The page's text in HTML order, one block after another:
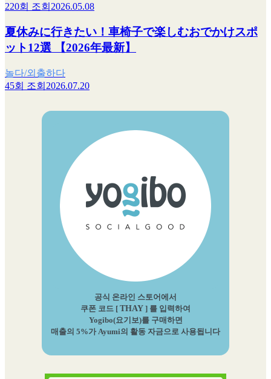
220회 조회 2026.05.08
夏休みに行きたい！車椅子で楽しむおでかけスポ
ット12選 【2026年最新】
놀다/외출하다
45회 조회 2026.07.20
공식 온라인 스토어에서
쿠폰 코드 [ THAY ] 를 입력하여
Yogibo(요기보)를 구매하면
매출의 5%가 Ayumi의 활동 자금으로 사용됩니다